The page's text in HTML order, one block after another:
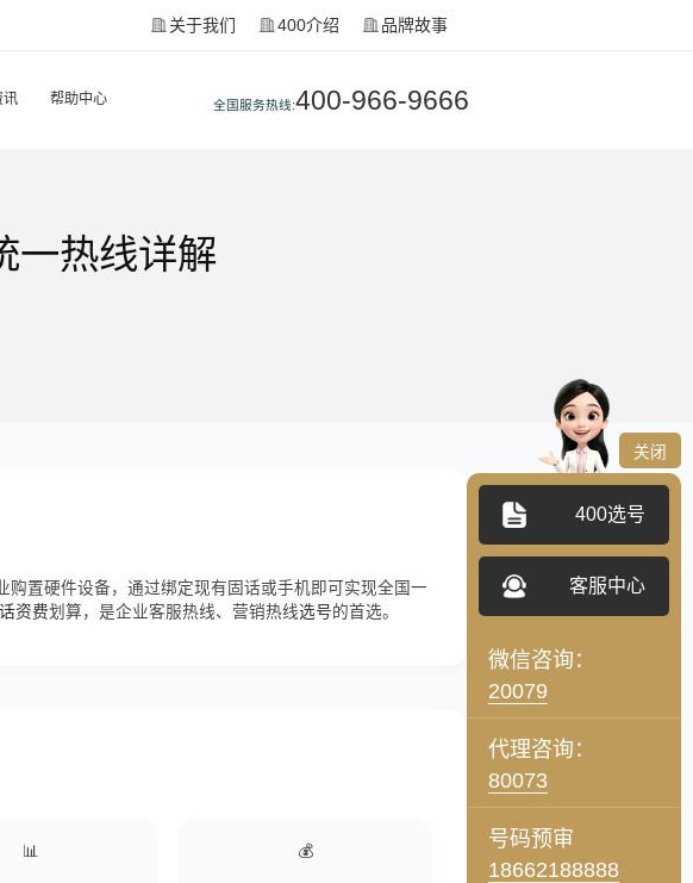
关于我们 400介绍 品牌故事
全国服务热线:400-966-9666
讯 帮助中心
一热线详解
置硬件设备，通过绑定现有固话或手机即可实现全国一
资费划算，是企业客服热线、营销热线选号的首选。
📊 💰
关闭
400选号
客服中心
微信咨询：
20079
代理咨询：
80073
号码预审
18662188888